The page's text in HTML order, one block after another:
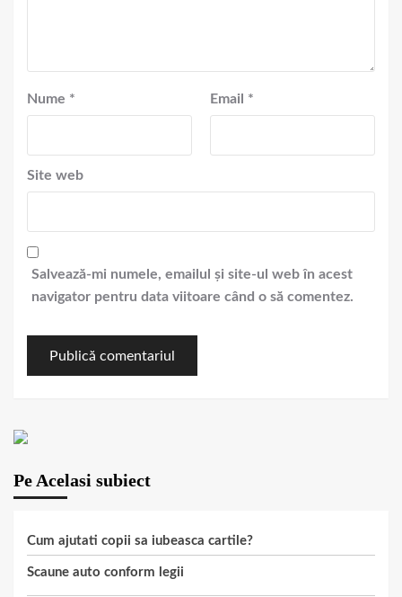
Nume * Email *
Site web
Salvează-mi numele, emailul și site-ul web în acest
navigator pentru data viitoare când o să comentez.
Pe Acelasi subiect
Cum ajutati copii sa iubeasca cartile?
Scaune auto conform legii